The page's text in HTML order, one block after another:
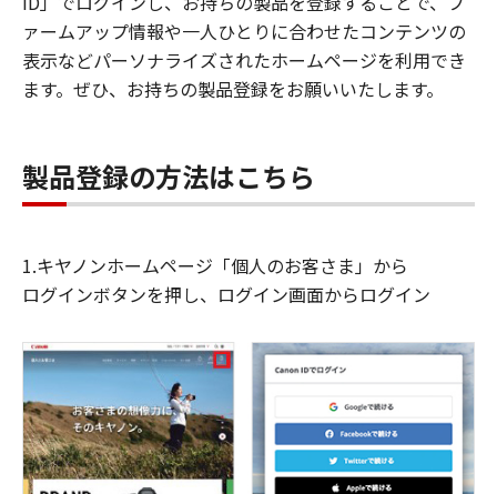
ァームアップ情報や一人ひとりに合わせたコンテンツの
表示などパーソナライズされたホームページを利用でき
ます。ぜひ、お持ちの製品登録をお願いいたします。
製品登録の方法はこちら
1.キヤノンホームページ「個人のお客さま」から
ログインボタンを押し、ログイン画面からログイン